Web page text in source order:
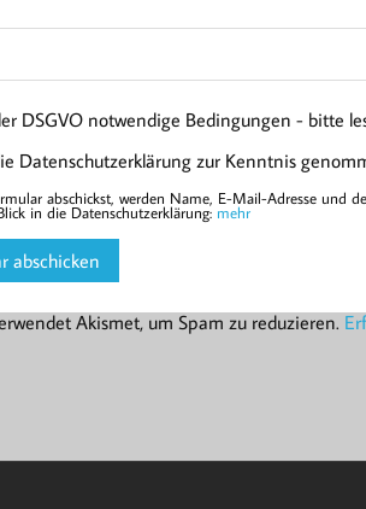
DSGVO notwendige Bedingungen - bitte
Datenschutzerklärung zur Kenntnis
abschickst, werden Name, E-Mail-Adresse und
in die Datenschutzerklärung: mehr
Akismet, um Spam zu reduzieren.